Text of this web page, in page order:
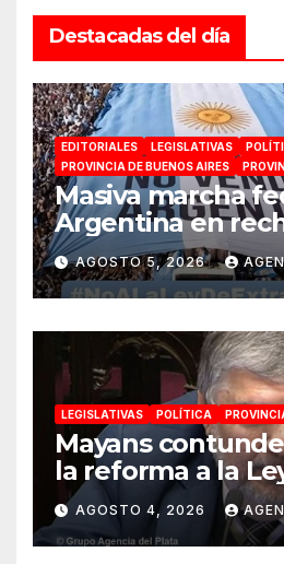
Destacadas del día
EDITORIALES LEGISLATIVAS
PROVINCIA DE BUENOS AIRES
Masiva marcha
Argentina en
reforma de la
impulsada por
soberanía no se
AGOSTO 5, 2026
LEGISLATIVAS POLÍTICA
Mayans
la reforma a la
«Esta ley vende
AGOSTO 4, 2026